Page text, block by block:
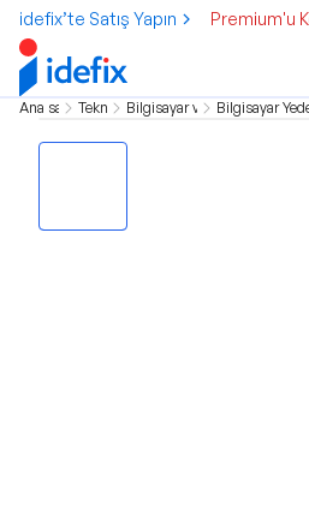
idefix’te Satış Yapın Premium'u
Ana sayfaTeknolojiBilgisayar ve TabletBilgisayar